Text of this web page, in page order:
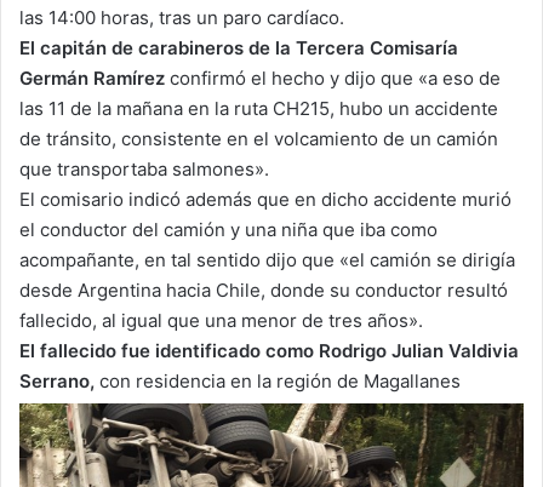
las 14:00 horas, tras un paro cardíaco.
El capitán de carabineros de la Tercera Comisaría
Germán Ramírez confirmó el hecho y dijo que «a eso de
las 11 de la mañana en la ruta CH215, hubo un accidente
de tránsito, consistente en el volcamiento de un camión
que transportaba salmones».
El comisario indicó además que en dicho accidente murió
el conductor del camión y una niña que iba como
acompañante, en tal sentido dijo que «el camión se dirigía
desde Argentina hacia Chile, donde su conductor resultó
fallecido, al igual que una menor de tres años».
El fallecido fue identificado como Rodrigo Julian Valdivia
Serrano, con residencia en la región de Magallanes